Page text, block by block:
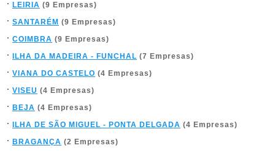
LEIRIA (9 Empresas)
SANTARÉM (9 Empresas)
COIMBRA (9 Empresas)
ILHA DA MADEIRA - FUNCHAL (7 Empresas)
VIANA DO CASTELO (4 Empresas)
VISEU (4 Empresas)
BEJA (4 Empresas)
ILHA DE SÃO MIGUEL - PONTA DELGADA (4 Empresas)
BRAGANÇA (2 Empresas)